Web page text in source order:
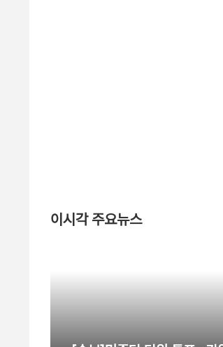
이시각 주요뉴스